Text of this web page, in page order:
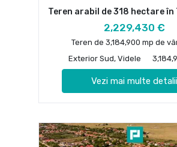
Teren arabil de 318 hectare în
2,229,430 €
Teren de 3,184,900 mp de
Exterior Sud, Videle
Vezi mai multe detalii